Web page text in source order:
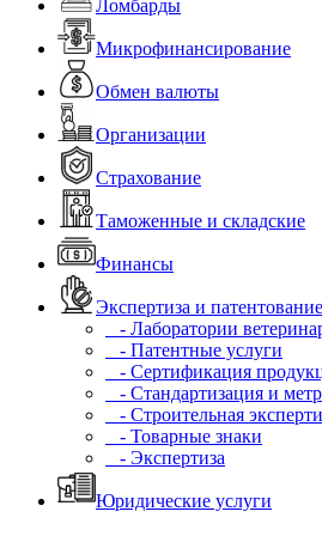
Ломбарды
Микрофинансирование
Обмен валюты
Организации
Страхование
Таможенные и складские
Финансы
Экспертиза и патентование
- Лаборатории
- Патентные услуги
- Сертификация
- Стандартизация и
- Строительная
- Товарные знаки
- Экспертиза
Юридические услуги